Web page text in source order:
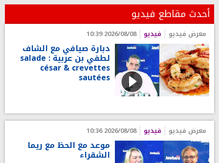
أحدث مقاطع فيديو
معرض فيديو فيديو 2026/08/08 10:39
دبارة صيافي مع الشاف
لطفي بن عربية : salade
césar & crevettes
sautées
معرض فيديو فيديو 2026/08/08 10:36
موعد مع الحظ مع ريما
الشقراء